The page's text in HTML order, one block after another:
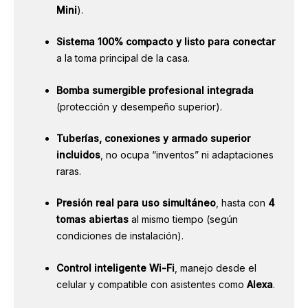
Mini).
Sistema 100% compacto y listo para conectar
a la toma principal de la casa.
Bomba sumergible profesional integrada
(protección y desempeño superior).
Tuberías, conexiones y armado superior
incluidos , no ocupa “inventos” ni adaptaciones
raras.
Presión real para uso simultáneo, hasta con 4
tomas abiertas al mismo tiempo (según
condiciones de instalación).
Control inteligente Wi-Fi , manejo desde el
celular y compatible con asistentes como Alexa.